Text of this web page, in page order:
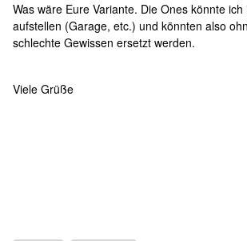
Was wäre Eure Variante. Die Ones könnte
aufstellen (Garage, etc.) und könnten also
schlechte Gewissen ersetzt werden.
Viele Grüße